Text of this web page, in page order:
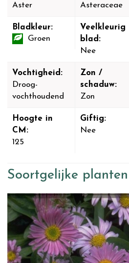
Aster
Asteraceae
Bladkleur:
Groen
Veelkleurig
blad:
Nee
Vochtigheid:
Droog-
vochthoudend
Zon /
schaduw:
Zon
Hoogte in
CM:
125
Giftig:
Nee
Soortgelijke planten